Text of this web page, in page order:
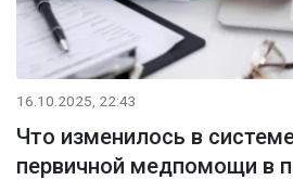
16.10.2025, 22:43
Что изменилось в
первичной медпомощи в